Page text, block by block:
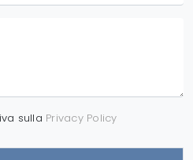
sulla Privacy Policy